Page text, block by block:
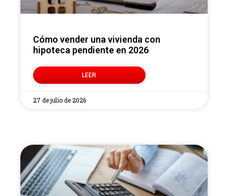
Cómo vender una vivienda con
hipoteca pendiente en 2026
LEER
27 de julio de 2026